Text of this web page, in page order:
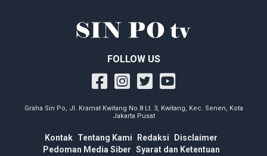
FOLLOW US
Graha Sin Po, Jl. Kramat Kwitang No.8 Lt. 3, Kwitang, Kec. Senen, Kota
Jakarta Pusat
Kontak Tentang Kami Redaksi
Disclaimer
Pedoman Media Siber Syarat dan Ketentuan